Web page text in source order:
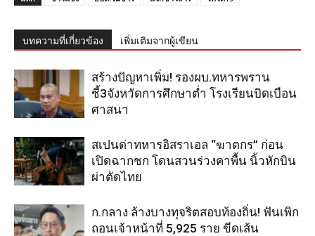
บทความที่เกี่ยวข้อง เพิ่มเติมจากผู้เขียน
สร้างปัญหาเพิ่ม! รองผบ.ทหารพราน
ชี้3จังหวัดการศึกษาต่ำ โรงเรียนบิดเบือน
ศาสนา
สเปนด่าทหารอิสราเอล “ฆาตกร” ก่อน
เปิดฉากชก โดนสวนร่วงคาพื้น นิ้วหักบิน
ผ่าตัดไทย
ก.กลาง ล้างบางทุจริตสอบท้องถิ่น! ฟันเพิก
ถอนเจ้าหน้าที่ 5,925 ราย ขีดเส้น